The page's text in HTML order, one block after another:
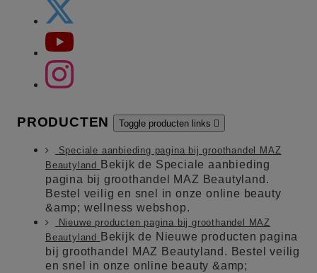
PRODUCTEN Toggle producten links 
Speciale aanbieding pagina bij groothandel MAZ
Beautyland
Bekijk de Speciale aanbieding
pagina bij groothandel MAZ Beautyland.
Bestel veilig en snel in onze online beauty
&amp; wellness webshop.
Nieuwe producten pagina bij groothandel MAZ
Beautyland
Bekijk de Nieuwe producten pagina
bij groothandel MAZ Beautyland. Bestel veilig
en snel in onze online beauty &amp;